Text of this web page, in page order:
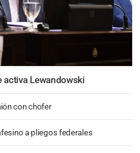
activa Lewandowski
con chofer
a pliegos federales